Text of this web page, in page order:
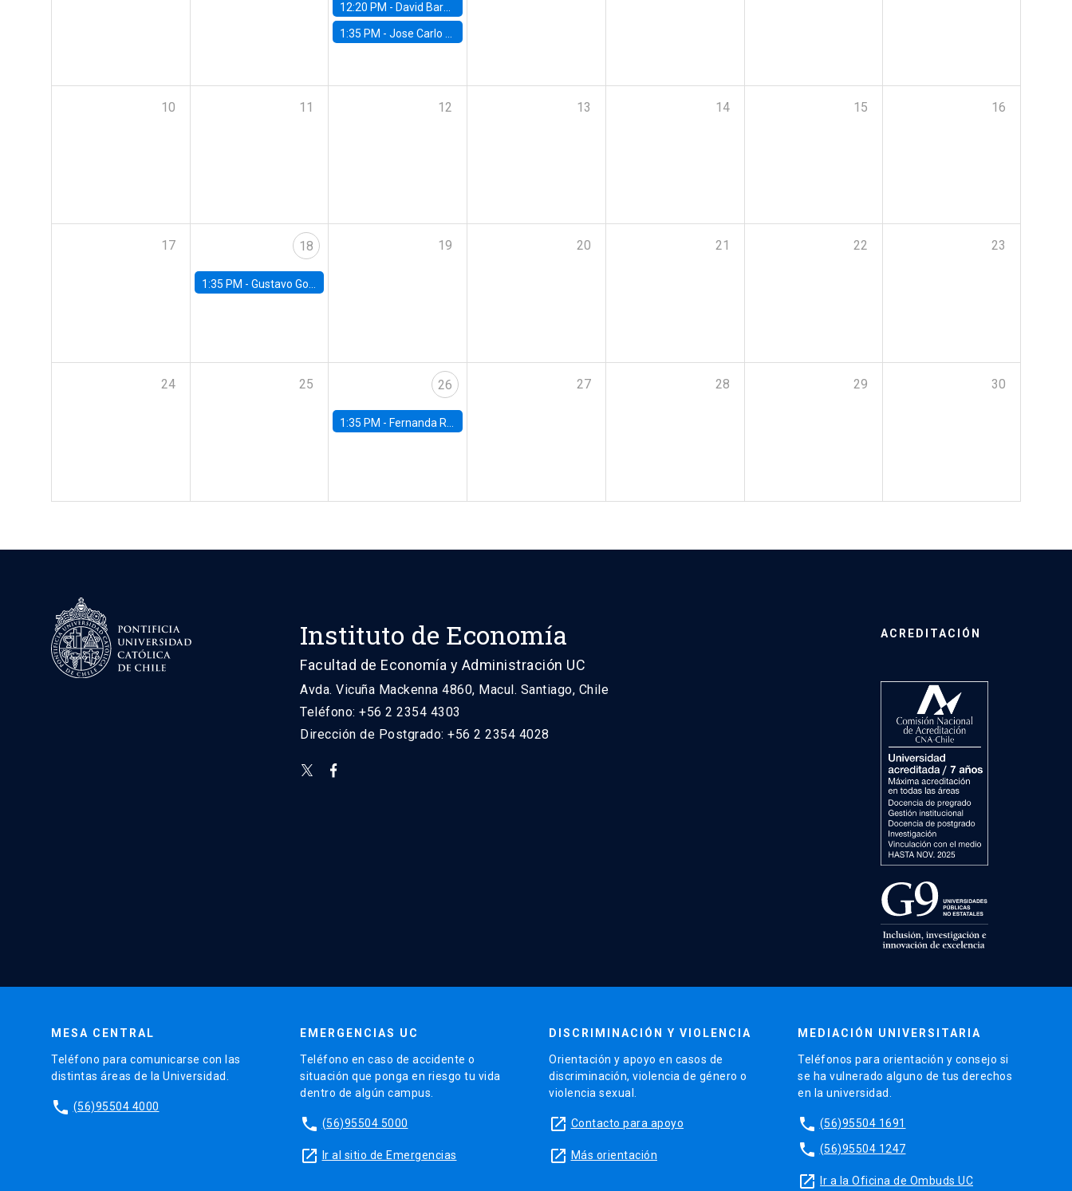
12:20 PM - David Bardey, Universidad de los Andes - CEDE
1:35 PM -Jose Carlo Bermudez, UC (ME) & World Bank
10 11 12 13 14 15 16
17 18
1:35 PM - Gustavo González, Banco Central de Chile
19 20 21 22 23
24 25 26
1:35 PM - Fernanda Rojas Ampuero, University of Wisconsin-Madison
27 28 29 30
Instituto de Economía
Facultad de Economía y Administración UC
Avda. Vicuña Mackenna 4860, Macul. Santiago, Chile
Teléfono: +56 2 2354 4303
Dirección de Postgrado: +56 2 2354 4028
ACREDITACIÓN
MESA CENTRAL
Teléfono para comunicarse con las
distintas áreas de la Universidad.
phone (56)95504 4000
EMERGENCIAS UC
Teléfono en caso de accidente o
situación que ponga en riesgo tu vida
dentro de algún campus.
phone (56)95504 5000
launch Ir al sitio de Emergencias
DISCRIMINACIÓN Y VIOLENCIA
Orientación y apoyo en casos de
discriminación, violencia de género o
violencia sexual.
launch Contacto para apoyo
launch Más orientación
MEDIACIÓN UNIVERSITARIA
Teléfonos para orientación y consejo si
se ha vulnerado alguno de tus derechos
en la universidad.
phone (56)95504 1691
phone (56)95504 1247
launch Ir a la Oficina de Ombuds UC